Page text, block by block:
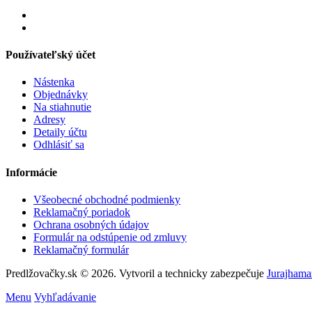
Používateľský účet
Nástenka
Objednávky
Na stiahnutie
Adresy
Detaily účtu
Odhlásiť sa
Informácie
Všeobecné obchodné podmienky
Reklamačný poriadok
Ochrana osobných údajov
Formulár na odstúpenie od zmluvy
Reklamačný formulár
Predlžovačky.sk © 2026. Vytvoril a technicky zabezpečuje
Menu Vyhľadávanie